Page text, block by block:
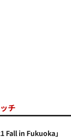
チ
Fall in Fukuoka」